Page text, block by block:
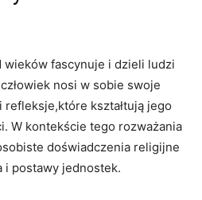
wieków fascynuje i dzieli ludzi⁣
nosi w‌ sobie swoje
kształtują jego‌
​W kontekście tego rozważania
doświadczenia religijne
i postawy jednostek.